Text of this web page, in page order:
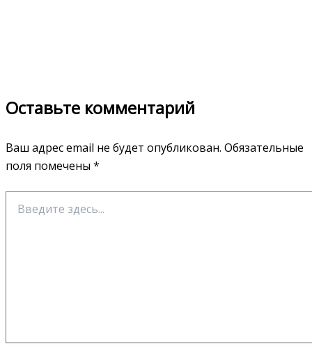
Оставьте комментарий
Ваш адрес email не будет опубликован. Обязательные
поля помечены *
здесь...